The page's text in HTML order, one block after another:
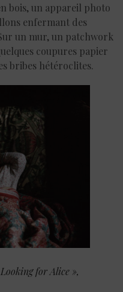
bois, un appareil photo
enfermant des
un mur, un patchwork
coupures papier
bribes hétéroclites.
for Alice »,